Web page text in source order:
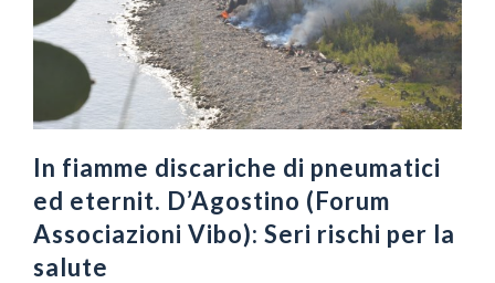
In fiamme discariche di pneumatici
ed eternit. D’Agostino (Forum
Associazioni Vibo): Seri rischi per la
salute